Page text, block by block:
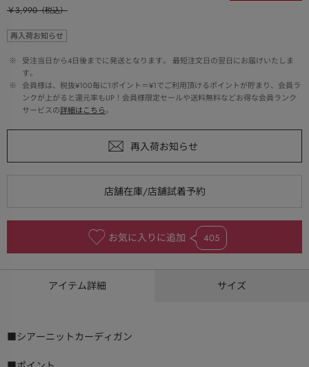
￥3,990（税込）
再入荷お知らせ
※
受注当日から4日後までに発送となります。 最短注文日の翌日にお届けいたしま
す。
※
会員様は、税抜¥100毎に1ポイント＝¥1でご利用頂けるポイントが貯まり、会員ラ
ンクが上がると還元率もUP！会員様限定セールや送料無料などお得な会員ランク
サービスの詳細はこちら。
お気に入りに追加 405
アイテム詳細 サイズ
■シアーニットカーディガン